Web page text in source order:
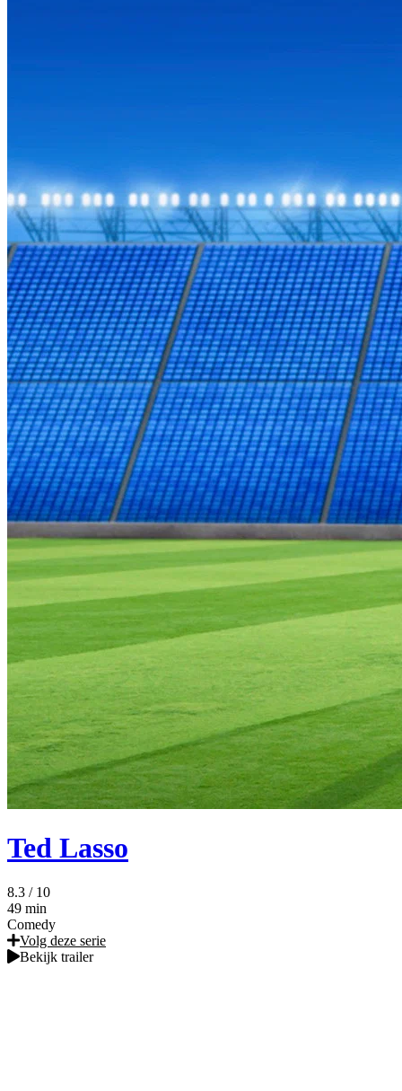
Ted Lasso
8.3 / 10
49 min
Comedy
Volg deze serie
Bekijk trailer